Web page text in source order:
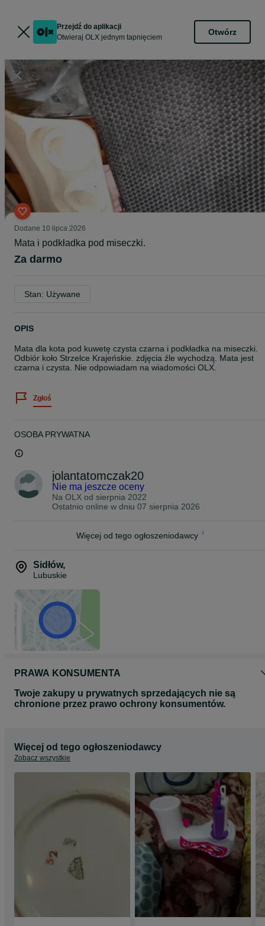
Przejdź do aplikacji
Otwieraj OLX jednym tapnięciem
Otwórz
Dodane 10 lipca 2026
Mata i podkładka pod miseczki.
Za darmo
Stan: Używane
OPIS
Mata dla kota pod kuwetę czysta czarna i podkładka na miseczki.
Odbiór koło Strzelce Krajeńskie. zdjęcia źle wychodzą. Mata jest
czarna i czysta. Nie odpowiadam na wiadomości OLX.
Zgłoś
OSOBA PRYWATNA
jolantatomczak20
Nie ma jeszcze oceny
Na OLX od sierpnia 2022
Ostatnio online w dniu 07 sierpnia 2026
Więcej od tego ogłoszeniodawcy
Sidłów,
Lubuskie
PRAWA KONSUMENTA
Twoje zakupy u prywatnych sprzedających nie są
chronione przez prawo ochrony konsumentów.
Więcej od tego ogłoszeniodawcy
Zobacz wszystkie